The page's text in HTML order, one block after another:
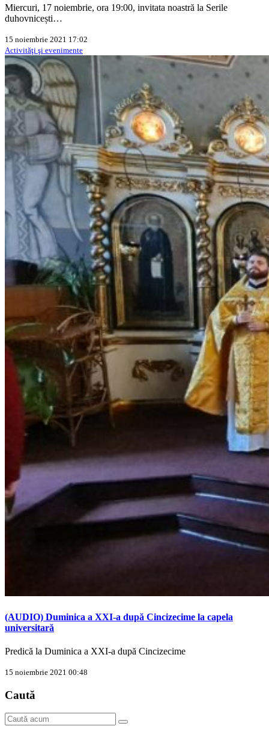
Miercuri, 17 noiembrie, ora 19:00, invitata noastră la Serile
duhovnicești…
15 noiembrie 2021 17:02
Activităţi şi evenimente
(AUDIO) Duminica a XXI-a după Cincizecime la capela
universitară
Predică la Duminica a XXI-a după Cincizecime
15 noiembrie 2021 00:48
Caută